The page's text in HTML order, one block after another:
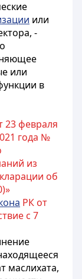
или
-
или
в
23 февраля
года №
из
об
РК от
с 7
маслихата,